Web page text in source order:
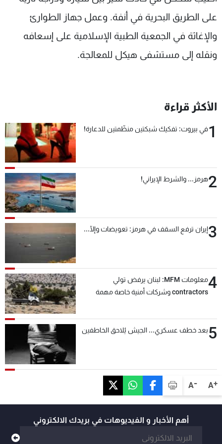
A+
A-
على الطريق البحرية في أنفة. وعمل جهاز الطوارئ
والإغاثة في الجمعية الطبية الإسلامية على إسعافه
ونقله إلى مستشفى هيكل للمعالجة.
الأكثر قراءة
1في بيروت: تفكيك شبكتين منظّمتين للدعارة!
2هرمز... والشرط الإيراني!
3إيران ترفع السقف في هرمز: تعويضات وإلّا...
4
معلومات MFM: لبنان يرفض تولي
contractors وشركات أمنية خاصة مهمة
5بعد خطف عسكري... الجيش يُلاحق الخاطفين
أهم الأخبار و الفيديوهات في بريدك الالكتروني
شاهد البرامج
الترددات
عن MTV
وظائف